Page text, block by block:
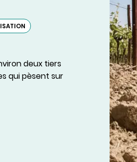
deux tiers
qui pèsent sur